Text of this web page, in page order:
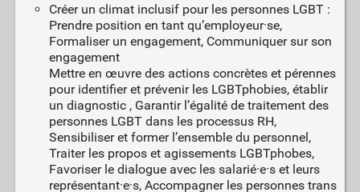
Créer un climat inclusif pour les personnes LGBT :
Prendre position en tant qu’employeur·se,
Formaliser un engagement, Communiquer sur son
engagement
Mettre en œuvre des actions concrètes et pérennes
pour identifier et prévenir les LGBTphobies, établir
un diagnostic , Garantir l’égalité de traitement des
personnes LGBT dans les processus RH,
Sensibiliser et former l’ensemble du personnel,
Traiter les propos et agissements LGBTphobes,
Favoriser le dialogue avec les salarié·e·s et leurs
représentant·e·s, Accompagner les personnes trans